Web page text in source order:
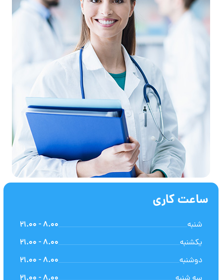
ساعت کاری
شنبه
8.00 - 21.00
یکشنبه
8.00 - 21.00
دوشنبه
8.00 - 21.00